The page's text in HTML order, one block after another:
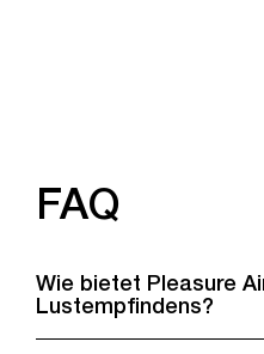
FAQ
Wie bietet Pleasure
Lustempfindens?